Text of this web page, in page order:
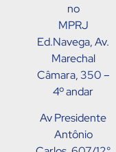
no
MPRJ
Ed.Navega, Av.
Marechal
Câmara, 350 –
4º andar
Av Presidente
Antônio